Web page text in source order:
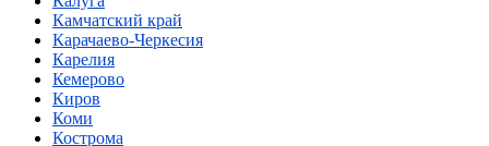
Камчатский край
Карачаево-Черкесия
Карелия
Кемерово
Киров
Коми
Кострома